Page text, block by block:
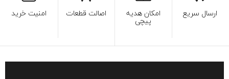
ارسال سریع امکان هدیه
پیچی
اصالت قطعات امنیت خرید